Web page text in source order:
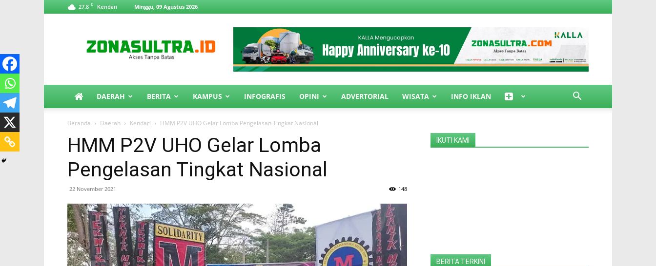
27.8 C Kendari Minggu, 09 Agustus 2026
DAERAH BERITA KAMPUS INFOGRAFIS OPINI ADVERTORIAL WISATA INFO IKLAN
Beranda Daerah Kendari HMM P2V UHO Gelar Lomba Pengelasan Tingkat Nasional
HMM P2V UHO Gelar Lomba
Pengelasan Tingkat Nasional
22 November 2021 148
IKUTI KAMI
BERITA TERKINI